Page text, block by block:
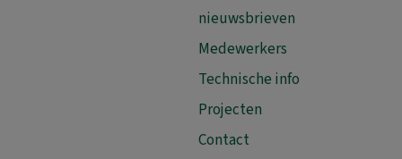
nieuwsbrieven
Medewerkers
Technische info
Projecten
Contact